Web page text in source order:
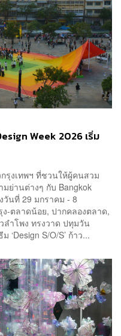
Week 2026 เริ่ม
รุงเทพฯ ที่ชวนให้ผู้คนสวม
ย่านต่างๆ กับ Bangkok
วันที่ 29 มกราคม - 8
-ตลาดน้อย, ปากคลองตลาด,
ำโพง ทรงวาด ปทุมวัน
S/O/S’ ก้าว...